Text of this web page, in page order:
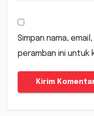
Simpan nama,
peramban ini untuk